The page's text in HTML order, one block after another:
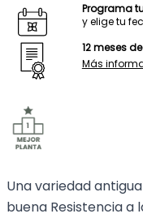
Programa
y elige tu
12 meses
Más
Una variedad
buena Resistencia a